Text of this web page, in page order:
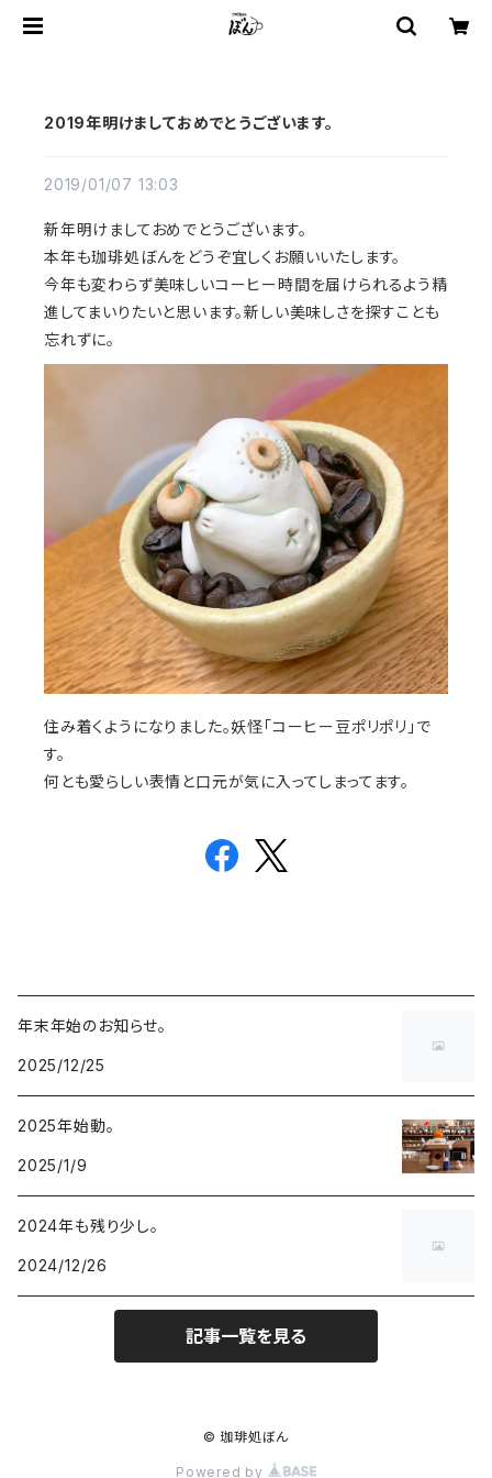
2019年明けましておめでとうございます。
2019/01/07 13:03
新年明けましておめでとうございます。
本年も珈琲処ぼんをどうぞ宜しくお願いいたします。
今年も変わらず美味しいコーヒー時間を届けられるよう精
進してまいりたいと思います。新しい美味しさを探すことも
忘れずに。
住み着くようになりました。妖怪「コーヒー豆ポリポリ」で
す。
何とも愛らしい表情と口元が気に入ってしまってます。
年末年始のお知らせ。
2025/12/25
2025年始動。
2025/1/9
2024年も残り少し。
2024/12/26
記事一覧を見る
© 珈琲処ぼん
Powered by